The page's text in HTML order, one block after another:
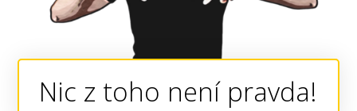
Nic z toho není pravda!